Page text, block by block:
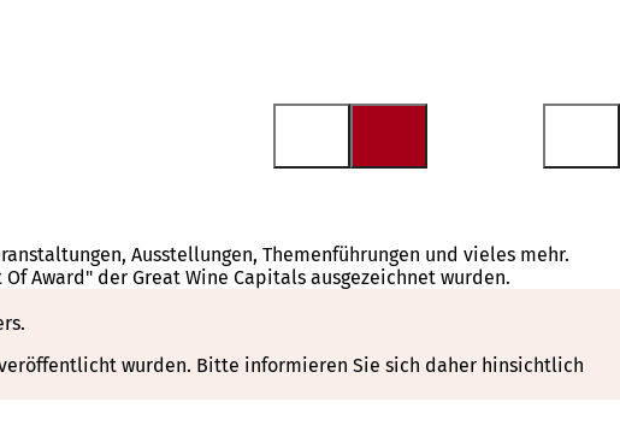
Ausstellungen, Themenführungen und vieles mehr.
Award" der Great Wine Capitals ausgezeichnet wurden.
wurden. Bitte informieren Sie sich daher hinsichtlich